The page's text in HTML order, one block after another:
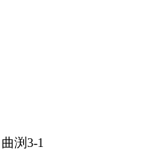
曲渕3-1